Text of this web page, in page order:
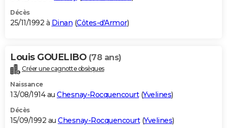
Décès
25/11/1992 à Dinan (Côtes-d'Armor)
Louis GOUELIBO (78 ans)
Créer une cagnotte obsèques
Naissance
13/08/1914 au Chesnay-Rocquencourt(Yvelines)
Décès
15/09/1992 au Chesnay-Rocquencourt(Yvelines)